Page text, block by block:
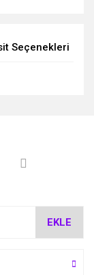
Seçenekleri
EKLE